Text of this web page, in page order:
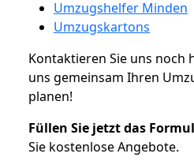
Umzugshelfer Minden
Umzugskartons
Kontaktieren Sie uns noch
uns gemeinsam Ihren
planen!
Füllen Sie jetzt das
Sie kostenlose Angebote.